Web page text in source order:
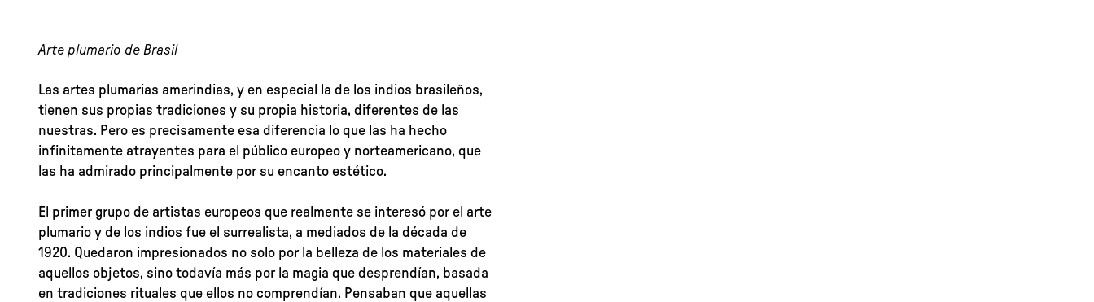
Arte plumario de Brasil
Las artes plumarias amerindias, y en especial la de los indios brasileños,
tienen sus propias tradiciones y su propia historia, diferentes de las
nuestras. Pero es precisamente esa diferencia lo que las ha hecho
infinitamente atrayentes para el público europeo y norteamericano, que
las ha admirado principalmente por su encanto estético.
El primer grupo de artistas europeos que realmente se interesó por el arte
plumario y de los indios fue el surrealista, a mediados de la década de
1920. Quedaron impresionados no solo por la belleza de los materiales de
aquellos objetos, sino todavía más por la magia que desprendían, basada
en tradiciones rituales que ellos no comprendían. Pensaban que aquellas